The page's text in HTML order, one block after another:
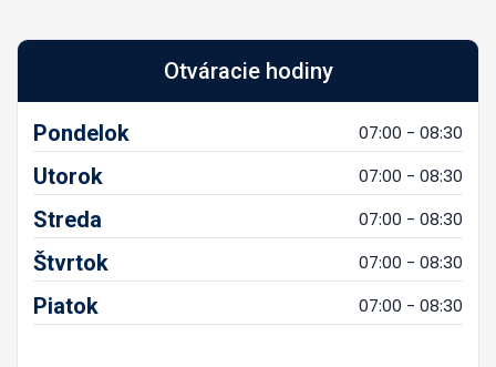
Otváracie hodiny
Pondelok 07:00 - 08:30
Utorok 07:00 - 08:30
Streda 07:00 - 08:30
Štvrtok 07:00 - 08:30
Piatok 07:00 - 08:30